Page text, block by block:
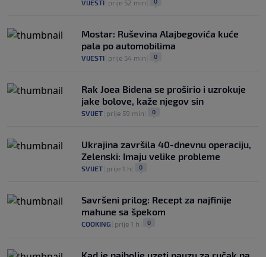
VIJESTI prije 52 min
Mostar: Ruševina Alajbegovića kuće
pala po automobilima
VIJESTI prije 54 min 0
Rak Joea Bidena se proširio i uzrokuje
jake bolove, kaže njegov sin
SVIJET prije 59 min 0
Ukrajina završila 40-dnevnu operaciju,
Zelenski: Imaju velike probleme
SVIJET prije 1 h 0
Savršeni prilog: Recept za najfinije
mahune sa špekom
COOKING prije 1 h 0